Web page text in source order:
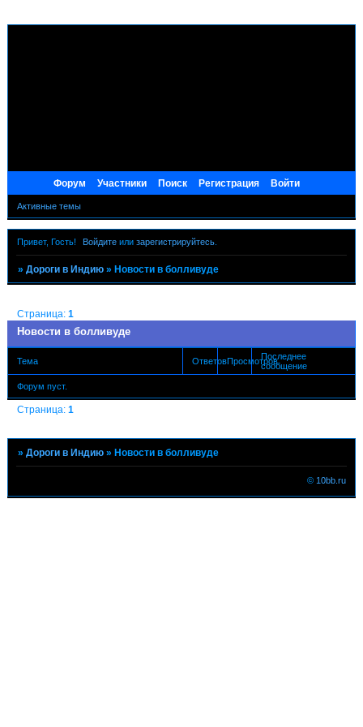
Форум Участники Поиск Регистрация Войти
Активные темы
Привет, Гость! Войдите илизарегистрируйтесь
»Дороги в Индию »Новости в болливуде
Новости в болливуде
Страница:1
Тема ОтветовПросмотровПоследнее
сообщение
Форум пуст.
Страница:1
»Дороги в Индию »Новости в болливуде
© 10bb.ru